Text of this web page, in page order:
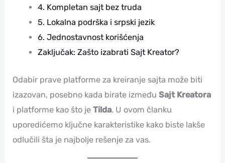
4. Kompletan sajt bez truda
5. Lokalna podrška i srpski jezik
6. Jednostavnost korišćenja
Zaključak: Zašto izabrati Sajt Kreator?
Odabir prave platforme za kreiranje sajta može biti
izazovan, posebno kada birate izmeđuSajt Kreatora
i platforme kao što jeTilda. U ovom članku
uporedićemo ključne karakteristike kako biste lakše
odlučili šta je najbolje rešenje za vas.